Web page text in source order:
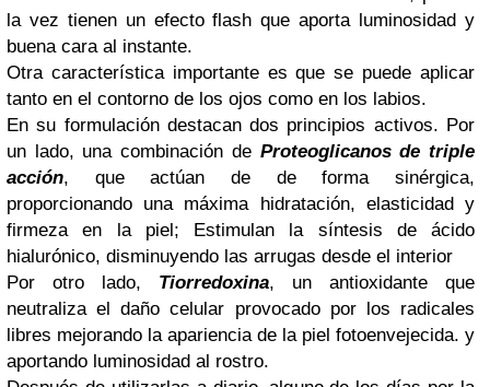
la vez tienen un efecto flash que aporta luminosidad y
buena cara al instante.
Otra característica importante es que se puede aplicar
tanto en el contorno de los ojos como en los labios.
En su formulación destacan dos principios activos. Por
un lado, una combinación de Proteoglicanos de triple
acción, que actúan de de forma sinérgica,
proporcionando una máxima hidratación, elasticidad y
firmeza en la piel; Estimulan la síntesis de ácido
hialurónico, disminuyendo las arrugas desde el interior
Por otro lado, Tiorredoxina, un antioxidante que
neutraliza el daño celular provocado por los radicales
libres mejorando la apariencia de la piel fotoenvejecida. y
aportando luminosidad al rostro.